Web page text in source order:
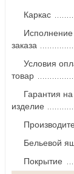
Каркас
Исполнение
заказа
Условия
товар
Гарантия на
изделие
Бельевой
Покрытие